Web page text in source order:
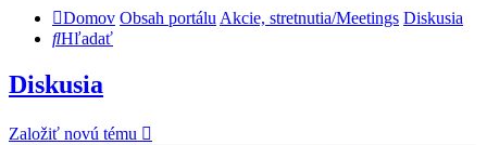
Domov Obsah portáluAkcie, stretnutia/Meetings Diskusia
Hľadať
Diskusia
Založiť novú tému